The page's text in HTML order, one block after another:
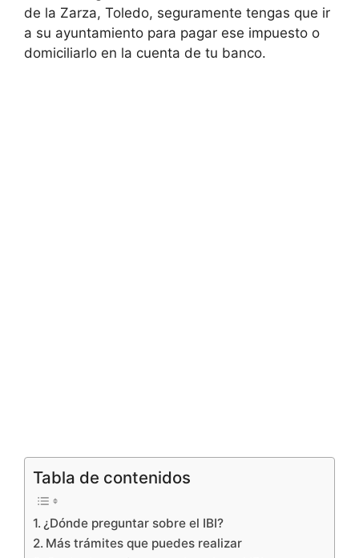
de la Zarza, Toledo, seguramente tengas que ir
a su ayuntamiento para pagar ese impuesto o
domiciliarlo en la cuenta de tu banco.
Tabla de contenidos
¿Dónde preguntar sobre el IBI?
Más trámites que puedes realizar